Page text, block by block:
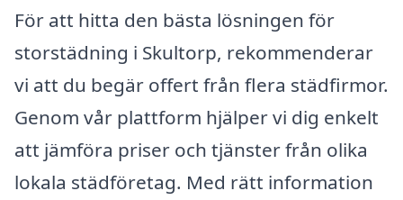
För att hitta den bästa lösningen för
storstädning i Skultorp, rekommenderar
vi att du begär offert från flera städfirmor.
Genom vår plattform hjälper vi dig enkelt
att jämföra priser och tjänster från olika
lokala städföretag. Med rätt information